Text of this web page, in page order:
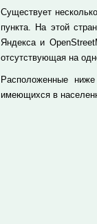
Существует
пункта. На этой
Яндекса и
отсутствующая на
Расположенные
имеющихся в